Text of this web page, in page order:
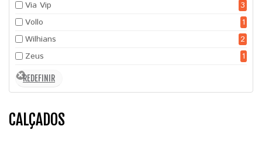
Via Vip
3
Vollo
1
Wilhians
2
Zeus
1
CALÇADOS